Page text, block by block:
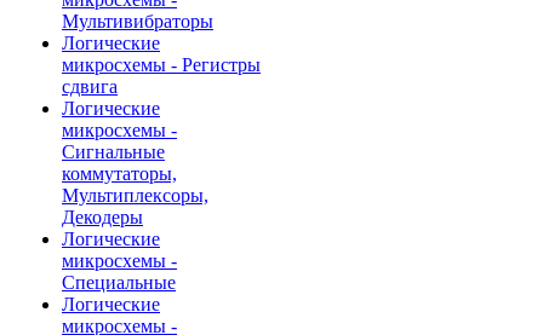
Мультивибраторы
Логические
микросхемы - Регистры
сдвига
Логические
микросхемы -
Сигнальные
коммутаторы,
Мультиплексоры,
Декодеры
Логические
микросхемы -
Специальные
Логические
микросхемы -